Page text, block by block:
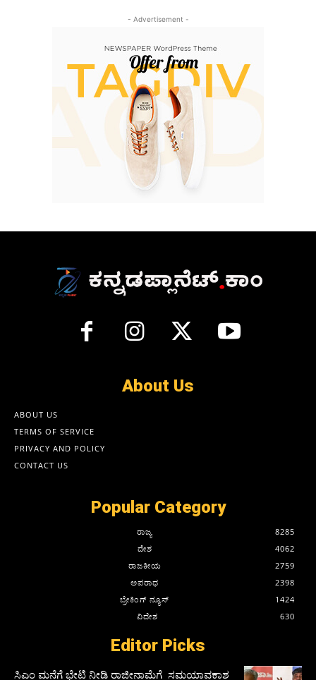
- Advertisement -
About Us
ABOUT US
TERMS OF SERVICE
PRIVACY AND POLICY
CONTACT US
Popular Category
ರಾಜ್ಯ
8285
ದೇಶ
4062
ರಾಜಕೀಯ
2759
ಅಪರಾಧ
2398
ಬ್ರೇಕಿಂಗ್ ನ್ಯೂಸ್
1424
ವಿದೇಶ
630
Editor Picks
ಸಿಎಂ ಮನೆಗೆ ಭೇಟಿ ನೀಡಿ ರಾಜೀನಾಮೆಗೆ ಸಮಯಾವಕಾಶ